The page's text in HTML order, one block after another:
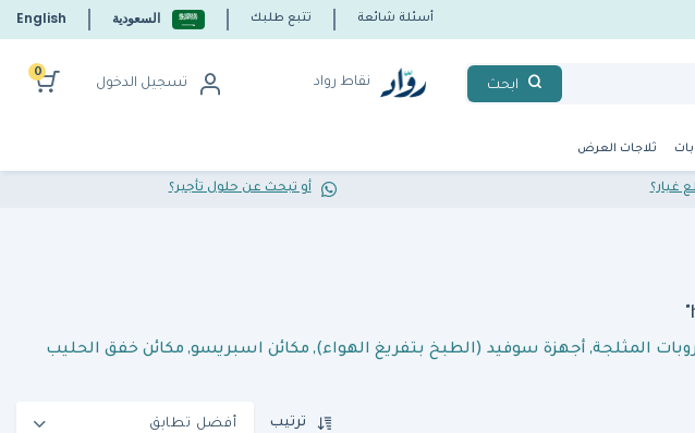
أسئلة شائعة تتبع طلبك السعودية English
ابحث نقاط رواد تسجيل الدخول
0
ثلاجات العرض
غيار؟ أو تبحث عن حلول تأجير؟
المثلجة, أجهزة سوفيد (الطبخ بتفريغ الهواء), مكائن اسبريسو, مكائن خفق الحليب
ترتيب أفضل تطابق